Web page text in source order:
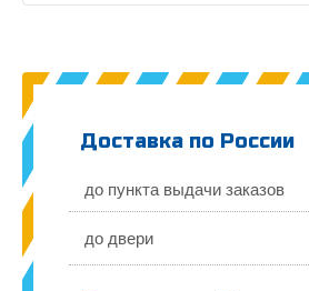
Доставка по России
до пункта выдачи заказов
до двери